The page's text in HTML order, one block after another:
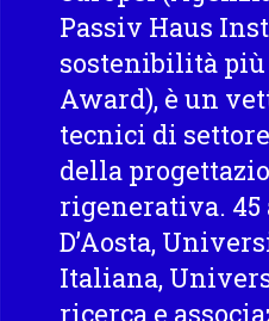
Passiv Haus
sostenibilità più
Award), è un
tecnici di
della
rigenerativa.
D’Aosta,
Italiana,
ricerca e